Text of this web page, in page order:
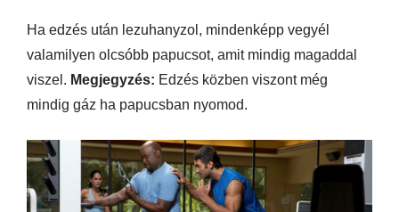
Ha edzés után lezuhanyzol, mindenképp vegyél
valamilyen olcsóbb papucsot, amit mindig magaddal
viszel. Megjegyzés: Edzés közben viszont még
mindig gáz ha papucsban nyomod.